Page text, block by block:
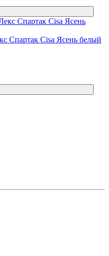
Спартак Cisa Ясень белый